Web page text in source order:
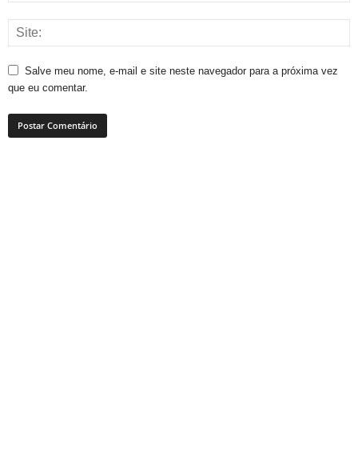
Salve meu nome, e-mail e site neste navegador para a próxima vez
que eu comentar.